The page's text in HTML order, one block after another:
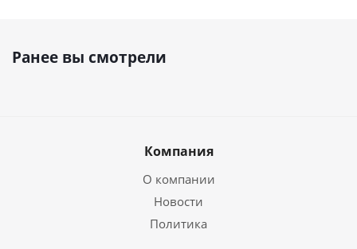
Ранее вы смотрели
Компания
О компании
Новости
Политика